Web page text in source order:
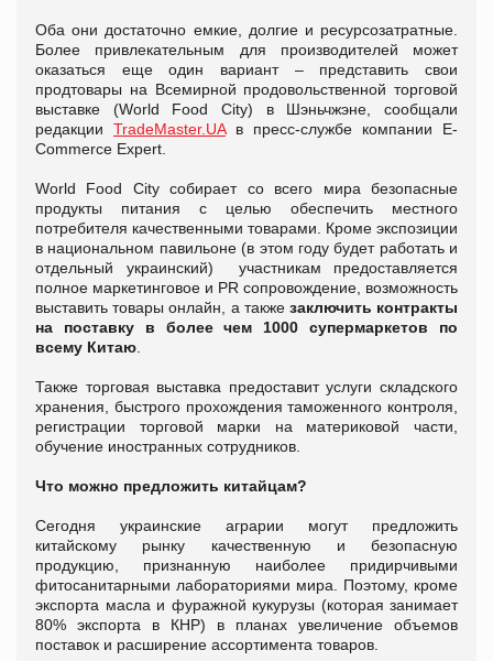
Оба они достаточно емкие, долгие и ресурсозатратные.
Более привлекательным для производителей может
оказаться еще один вариант – представить свои
продтовары на Всемирной продовольственной торговой
выставке (World Food City) в Шэньчжэне, сообщали
редакции TradeMaster.UAв пресс-службе компании E-
Commerce Expert.
World Food City собирает со всего мира безопасные
продукты питания с целью обеспечить местного
потребителя качественными товарами. Кроме экспозиции
в национальном павильоне (в этом году будет работать и
отдельный украинский) участникам предоставляется
полное маркетинговое и PR сопровождение, возможность
выставить товары онлайн, а также заключить контракты
на поставку в более чем 1000 супермаркетов по
всему Китаю
Также торговая выставка предоставит услуги складского
хранения, быстрого прохождения таможенного контроля,
регистрации торговой марки на материковой части,
обучение иностранных сотрудников.
Что можно предложить китайцам?
Сегодня украинские аграрии могут предложить
китайскому рынку качественную и безопасную
продукцию, признанную наиболее придирчивыми
фитосанитарными лабораториями мира. Поэтому, кроме
экспорта масла и фуражной кукурузы (которая занимает
80% экспорта в КНР) в планах увеличение объемов
поставок и расширение ассортимента товаров.